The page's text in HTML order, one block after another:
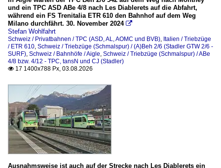
ETR 610
Schweiz
Bahndienstfahrzeuge
Bahnhöfe
Aigle
Blonay
Chamby
Montreux
2020
2020
2021
2022
2024
2025
2026
und ein TPC ASD ABe 4/8 nach Les Diablerets auf die Abfahrt,
während ein FS Trenitalia ETR 610 den Bahnhof auf dem Weg
Milano durchfährt. 30. November 2024 
Stefan Wohlfahrt
Schweiz / Privatbahnen / TPC (ASD, AL, AOMC und BVB), Italien / Triebzüge
/ ETR 610, Schweiz / Triebzüge (Schmalspur) / (A)Beh 2/6 (Stadler GTW 2/6 -
SURF), Schweiz / Bahnhöfe / Aigle, Schweiz / Triebzüge (Schmalspur) / ABe
4/8 bzw. 4/12 - TPC, tansN und CJ (Stadler)
 17 1400x788 Px, 03.08.2026
Ausnahmsweise ist auch auf der Strecke nach Les Diablerets ein